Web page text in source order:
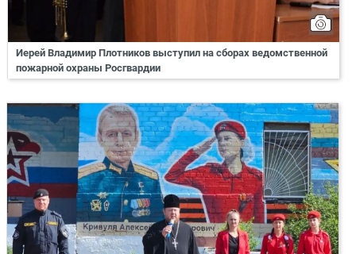
Иерей Владимир Плотников выступил на сборах ведомственной
пожарной охраны Росгвардии